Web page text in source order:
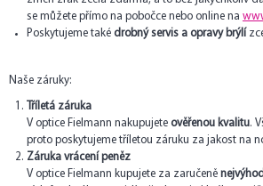
se můžete přímo na pobočce nebo online na
Poskytujeme také drobný servis a opravy brýlí
Naše záruky:
Tříletá záruka
V optice Fielmann nakupujete ověřenou kvalitu.
proto poskytujeme tříletou záruku za jakost na
Záruka vrácení peněz
V optice Fielmann kupujete za zaručeně